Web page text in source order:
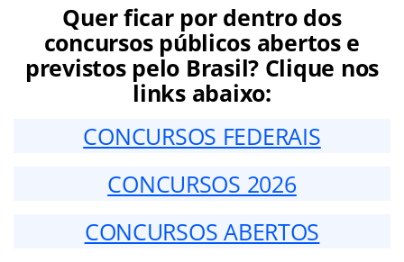
Quer ficar por dentro dos
concursos públicos abertos e
previstos pelo Brasil? Clique nos
links abaixo:
CONCURSOS FEDERAIS
CONCURSOS 2026
CONCURSOS ABERTOS